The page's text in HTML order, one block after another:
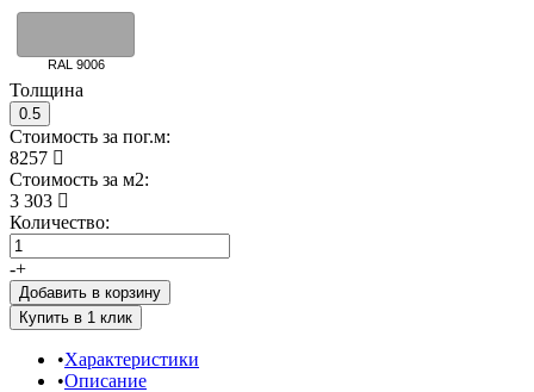
RAL 9006
Толщина
0.5
Стоимость за пог.м:
8257
Стоимость за м2:
3 303
Количество:
-+
Добавить в корзину
Характеристики
Описание